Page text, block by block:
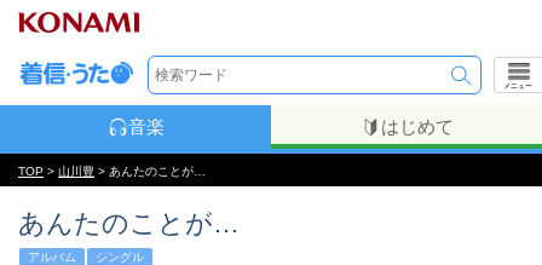
メニュー
音楽 はじめて
TOP > 山川豊 > あんたのことが…
あんたのことが…
アルバム シングル